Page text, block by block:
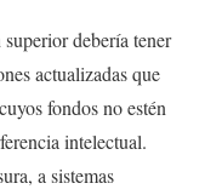
debería tener
actualizadas que
fondos no estén
intelectual.
a sistemas